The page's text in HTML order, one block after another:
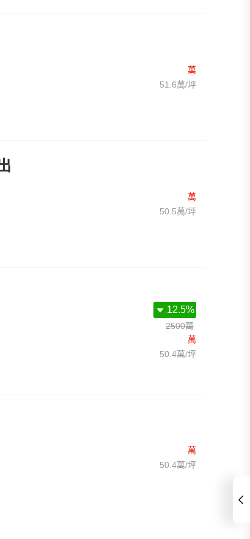
萬
51.6萬/坪
萬
50.5萬/坪
12.5%
2500萬
萬
50.4萬/坪
萬
50.4萬/坪